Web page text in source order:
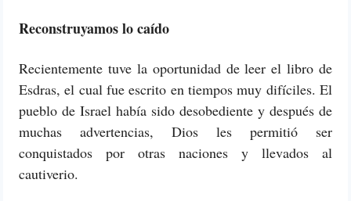
Reconstruyamos lo caído
Recientemente tuve la oportunidad de leer el libro de
Esdras, el cual fue escrito en tiempos muy difíciles. El
pueblo de Israel había sido desobediente y después de
muchas advertencias, Dios les permitió ser
conquistados por otras naciones y llevados al
cautiverio.